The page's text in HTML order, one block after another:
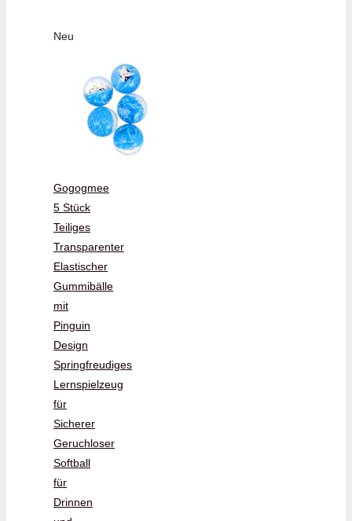
Neu
Gogogmee
5 Stück
Teiliges
Transparenter
Elastischer
Gummibälle
mit
Pinguin
Design
Springfreudiges
Lernspielzeug
für
Sicherer
Geruchloser
Softball
für
Drinnen